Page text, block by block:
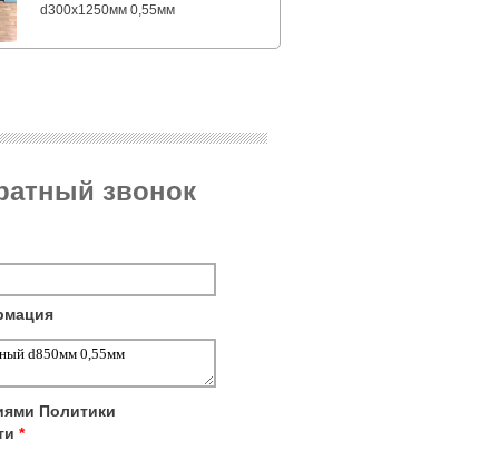
d300х1250мм 0,55мм
звонок
Политики
*